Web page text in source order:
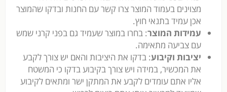
מצוינים בעמוד המוצר צרו קשר עם החנות ובדקו שהמוצר
אכן עמיד בתנאי חוץ.
עמידות המוצר: בחרו במוצר שעמיד גם בפני קרני שמש
עם צביעה מתאימה.
יציבות וקיבוע: בדקו את היציבות והאם יש צורך לקבע
את המכשיר, במידה ויש צורך בקיבוע בדקו כי המשטח
אליו אתם עומדים לקבע את המתקן ישר ומתאים לקיבוע